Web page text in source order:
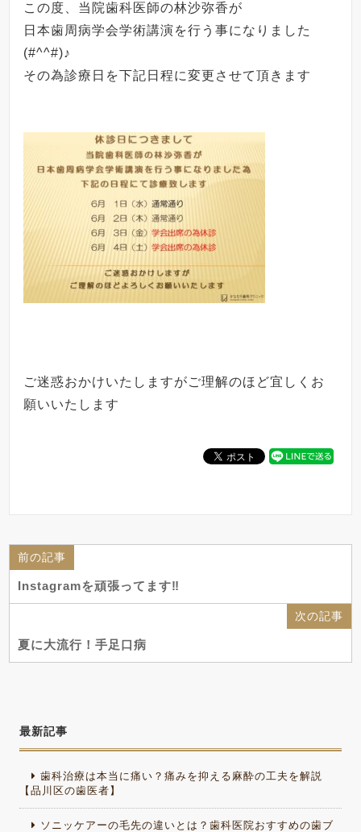
この度、当院歯科医師の林沙弥香が
日本歯周病学会学術講演を行う事になりました
(#^^#)♪
その為診療日を下記日程に変更させて頂きます
ご迷惑おかけいたしますがご理解のほど宜しくお
願いいたします
前の記事
Instagramを頑張ってます‼
次の記事
夏に大流行！手足口病
最新記事
歯科治療は本当に痛い？痛みを抑える麻酔の工夫を解説
【品川区の歯医者】
ソニッケアーの毛先の違いとは？歯科医院おすすめの歯ブ